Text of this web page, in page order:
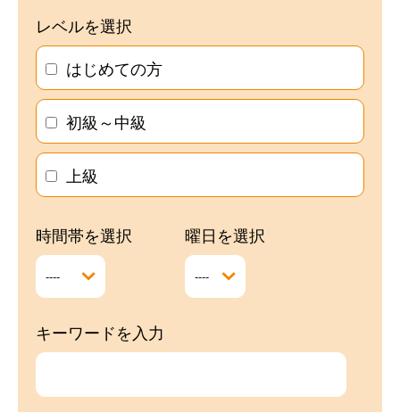
レベルを選択
はじめての方
初級～中級
上級
時間帯を選択 曜日を選択
キーワードを入力